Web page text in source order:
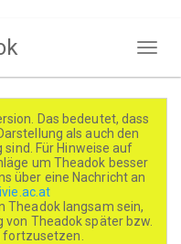
Das bedeutet, dass
als auch den
Für Hinweise auf
um Theadok besser
über eine Nachricht an
Theadok langsam sein,
Theadok später bzw.
fortzusetzen.